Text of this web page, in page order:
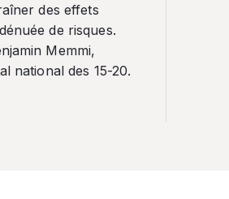
des effets
de risques.
Memmi,
national des 15-20.